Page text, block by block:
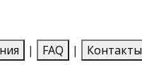
| FAQ | Контакты